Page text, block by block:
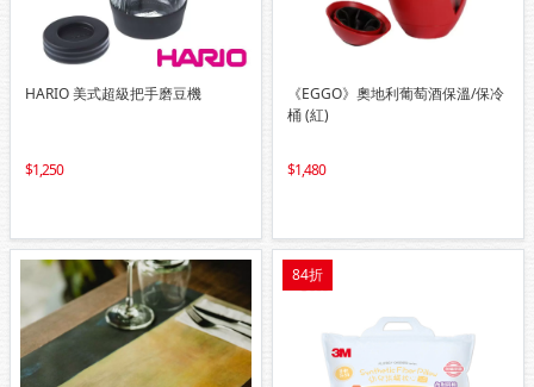
HARIO 美式超級把手磨豆機
1,250
《EGGO》奧地利葡萄酒保溫/保冷
桶 (紅)
1,480
84折